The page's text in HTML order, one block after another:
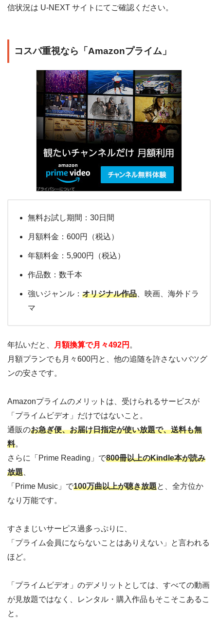
信状況は U-NEXT サイトにてご確認ください。
コスパ重視なら「Amazonプライム」
無料お試し期間：30日間
月額料金：600円（税込）
年額料金：5,900円（税込）
作品数：数千本
強いジャンル： オリジナル作品 、映画、海外ドラ
マ
年払いだと、 月額換算で月々492円 。
月額プランでも月々600円と、他の追随を許さないバツグ
ンの安さです。
Amazonプライムのメリットは、受けられるサービスが
「プライムビデオ」だけではないこと。
通販のお急ぎ便、お届け日指定が使い放題で、送料も無
料。
さらに「Prime Reading」で800冊以上のKindle本が読み
放題
「Prime Music」で100万曲以上が聴き放題と、全方位か
なり万能です。
すさまじいサーピス過多っぷりに、
「プライム会員にならないことはありえない」と言われる
ほど。
「プライムビデオ」のデメリットとしては、すべての動画
が見放題ではなく、レンタル・購入作品もそこそこあるこ
と。